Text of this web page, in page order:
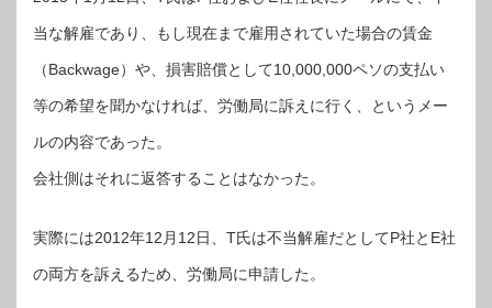
当な解雇であり、もし現在まで雇用されていた場合の賃金
（Backwage）や、損害賠償として10,000,000ペソの支払い
等の希望を聞かなければ、労働局に訴えに行く、というメー
ルの内容であった。
会社側はそれに返答することはなかった。
実際には2012年12月12日、T氏は不当解雇だとしてP社とE社
の両方を訴えるため、労働局に申請した。